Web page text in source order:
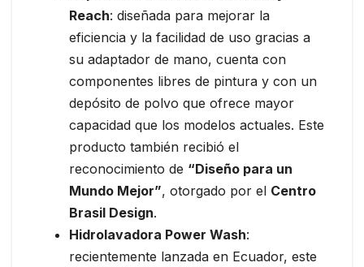
Reach: diseñada para mejorar la
eficiencia y la facilidad de uso gracias a
su adaptador de mano, cuenta con
componentes libres de pintura y con un
depósito de polvo que ofrece mayor
capacidad que los modelos actuales. Este
producto también recibió el
reconocimiento de “Diseño para un
Mundo Mejor”, otorgado por el Centro
Brasil Design.
Hidrolavadora Power Wash:
recientemente lanzada en Ecuador, este